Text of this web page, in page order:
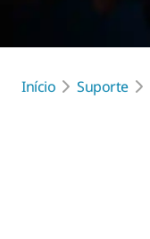
Início Suporte